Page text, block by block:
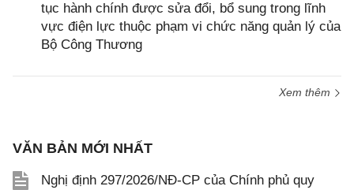
tục hành chính được sửa đổi, bổ sung trong lĩnh
vực điện lực thuộc phạm vi chức năng quản lý của
Bộ Công Thương
Xem thêm
VĂN BẢN MỚI NHẤT
Nghị định 297/2026/NĐ-CP của Chính phủ quy